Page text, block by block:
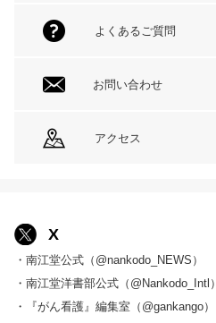
よくあるご質問
お問い合わせ
アクセス
X
・南江堂公式（@nankodo_NEWS）
・南江堂洋書部公式（@Nankodo_Intl）
・『がん看護』編集室（@gankango）